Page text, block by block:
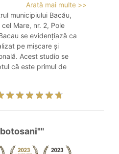
Arată mai multe >>
municipiului Bacău,
Mare, nr. 2, Pole
se evidențiază ca
pe mișcare și
Acest studio se
că este primul de